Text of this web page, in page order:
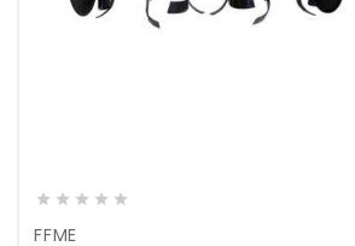
    
FFME